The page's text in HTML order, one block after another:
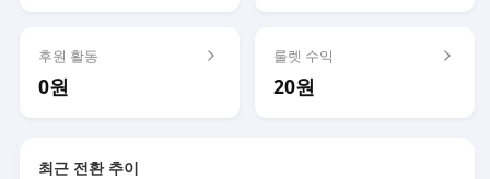
후원 활동
0원
룰렛 수익
20원
최근 전환 추이